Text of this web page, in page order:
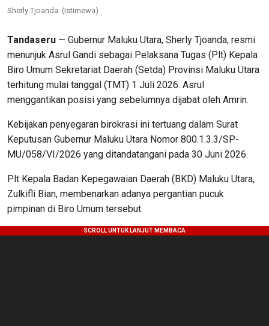
Sherly Tjoanda. (Istimewa)
Tandaseru — Gubernur Maluku Utara, Sherly Tjoanda, resmi
menunjuk Asrul Gandi sebagai Pelaksana Tugas (Plt) Kepala
Biro Umum Sekretariat Daerah (Setda) Provinsi Maluku Utara
terhitung mulai tanggal (TMT) 1 Juli 2026. Asrul
menggantikan posisi yang sebelumnya dijabat oleh Amrin.
Kebijakan penyegaran birokrasi ini tertuang dalam Surat
Keputusan Gubernur Maluku Utara Nomor 800.1.3.3/SP-
MU/058/VI/2026 yang ditandatangani pada 30 Juni 2026.
Plt Kepala Badan Kepegawaian Daerah (BKD) Maluku Utara,
Zulkifli Bian, membenarkan adanya pergantian pucuk
pimpinan di Biro Umum tersebut.